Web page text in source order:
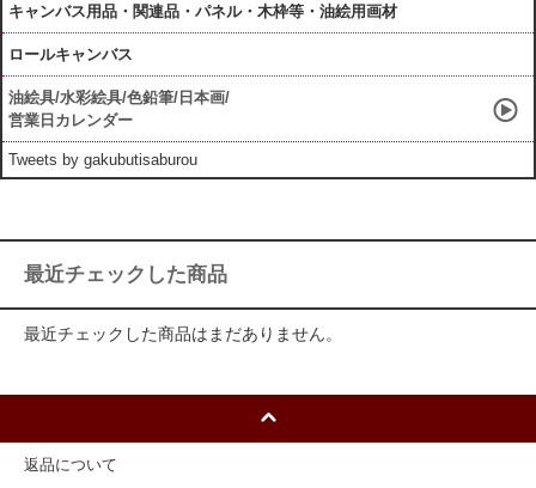
キャンバス用品・関連品・パネル・木枠等・油絵用画材
ロールキャンバス
油絵具/水彩絵具/色鉛筆/日本画/
営業日カレンダー
Tweets by gakubutisaburou
最近チェックした商品
最近チェックした商品はまだありません。
返品について